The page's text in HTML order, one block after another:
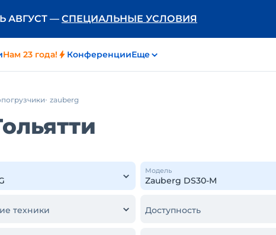
АВГУСТ — СПЕЦИАЛЬНЫЕ УСЛОВИЯ
Нам 23 года! КонференцииЕще
zauberg
Модель
техники Доступность